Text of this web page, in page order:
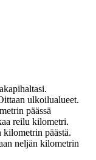
ulkoilualueet.
päässä
reilu kilometri.
päästä.
neljän kilometrin